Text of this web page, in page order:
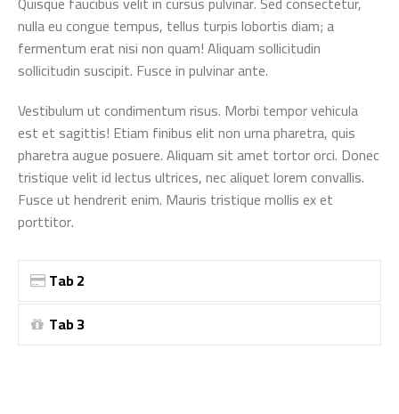
nulla eu congue tempus, tellus turpis lobortis diam; a
fermentum erat nisi non quam! Aliquam sollicitudin
sollicitudin suscipit. Fusce in pulvinar ante.
Vestibulum ut condimentum risus. Morbi tempor vehicula
est et sagittis! Etiam finibus elit non urna pharetra, quis
pharetra augue posuere. Aliquam sit amet tortor orci. Donec
tristique velit id lectus ultrices, nec aliquet lorem convallis.
Fusce ut hendrerit enim. Mauris tristique mollis ex et
porttitor.
Tab 2
Tab 3